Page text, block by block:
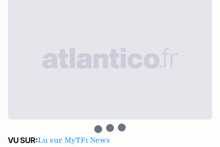
VU SUR:Lu sur MyTF1 News